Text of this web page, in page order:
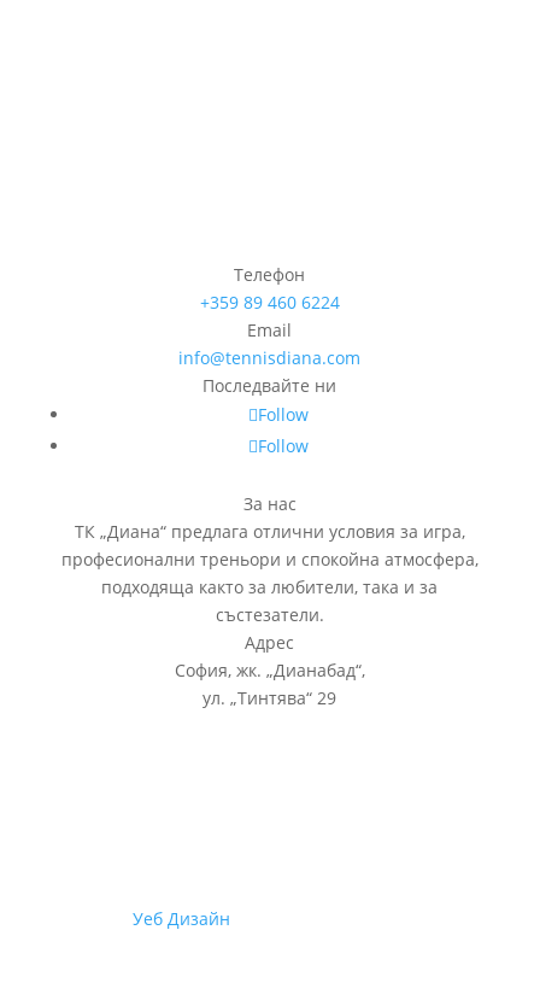
Телефон
+359 89 460 6224­
Email
info@tennisdiana.com
Последвайте ни
Follow
Follow
За нас
ТК „Диана“ предлага отлични условия за игра,
професионални треньори и спокойна атмосфера,
подходяща както за любители, така и за
състезатели.
Адрес
София, жк. „Дианабад“,
ул.„Тинтява“ 29
Уеб Дизайн